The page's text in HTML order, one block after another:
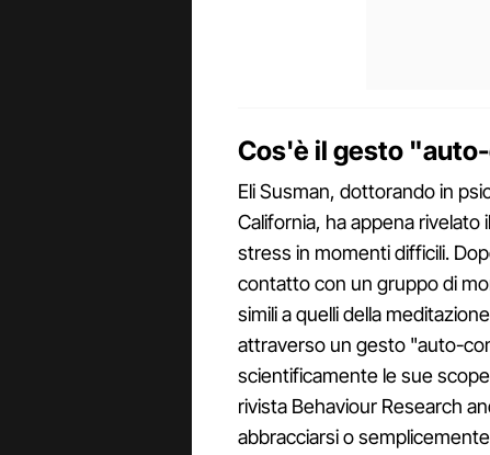
Cos'è il gesto
Eli Susman, dottorando in
California, ha appena
stress in momenti difficili.
contatto con un gruppo di
simili a quelli della
attraverso un gesto "auto-
scientificamente le sue
rivista Behaviour Research
abbracciarsi o